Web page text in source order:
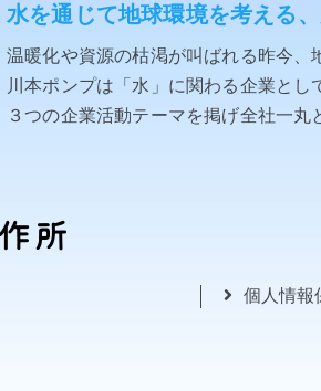
水を通じて地球環境を考える
温暖化や資源の枯渇が叫ばれる昨今
川本ポンプは「水」に関わる企業と
３つの企業活動テーマを掲げ全社一
個人情報